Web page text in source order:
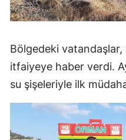
Bölgedeki vatandaşlar,
itfaiyeye haber verdi.
su şişeleriyle ilk